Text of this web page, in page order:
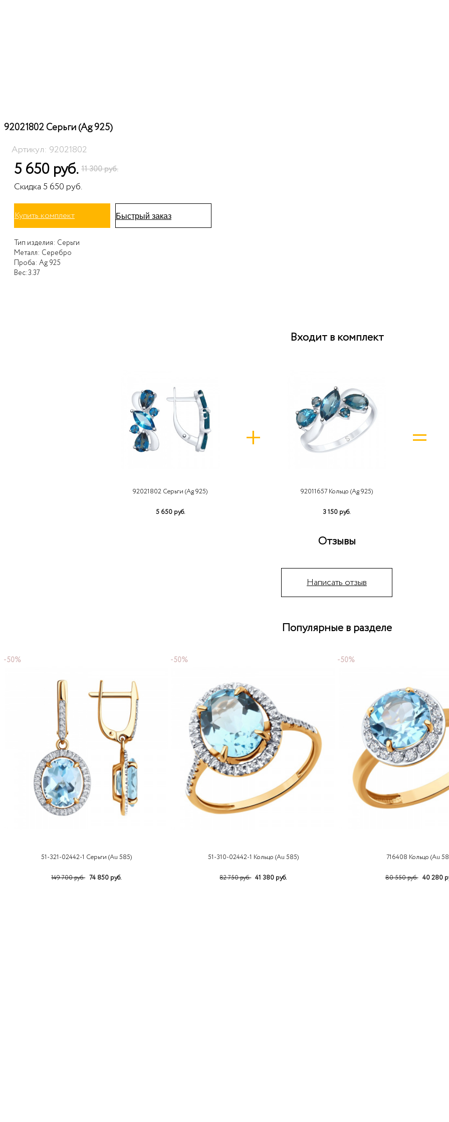
92021802 Серьги (Ag 925)
Артикул: 92021802
5 650 руб. 11 300 руб.
Скидка 5 650 руб.
Купить комплект Быстрый заказ
Тип изделия: Серьги
Металл: Серебро
Проба: Ag 925
Вес:3.37
Входит в комплект
92021802 Серьги (Ag 925)
5 650 руб.
+
92011657 Кольцо (Ag 925)
3 150 руб.
=
Отзывы
Написать отзыв
Популярные в разделе
-50%
51-321-02442-1 Серьги (Au 585)
149 700 руб. 74 850 руб.
-50%
51-310-02442-1 Кольцо (Au 585)
82 750 руб. 41 380 руб.
-50%
716408 Кольцо (Au
80 550 руб. 40 280